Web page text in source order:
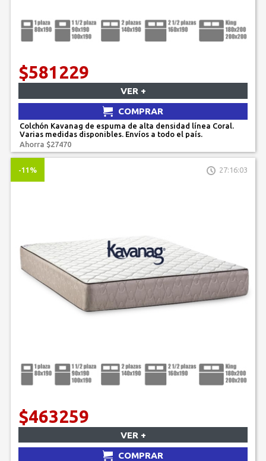
$581229
VER +
COMPRAR
Colchón Kavanag de espuma de alta densidad línea Coral.
Varias medidas disponibles. Envíos a todo el país.
Ahorra $27470
-11% 27:16:03
$463259
VER +
COMPRAR